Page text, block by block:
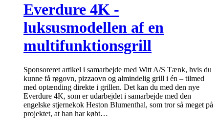
Everdure 4K -
luksusmodellen af en
multifunktionsgrill
Sponsoreret artikel i samarbejde med Witt A/S Tænk, hvis du
kunne få røgovn, pizzaovn og almindelig grill i én – tilmed
med optænding direkte i grillen. Det kan du med den nye
Everdure 4K, som er udarbejdet i samarbejde med den
engelske stjernekok Heston Blumenthal, som tror så meget på
projektet, at han har købt…